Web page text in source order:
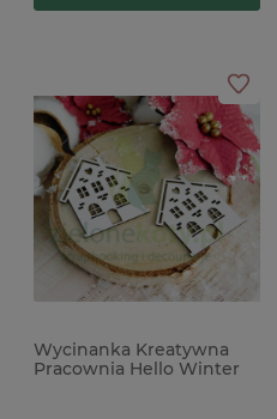
Wycinanka Kreatywna
Pracownia Hello Winter